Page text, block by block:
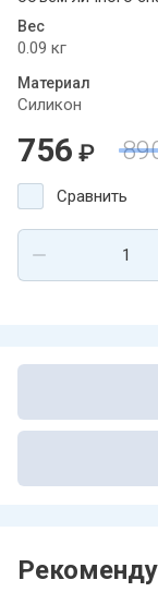
Вес
0.09 кг
Материал
Силикон
756 ₽
Сравнить